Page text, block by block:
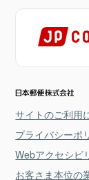
サイトのご利用
プライバシーポ
Webアクセシビ
お客さま本位の